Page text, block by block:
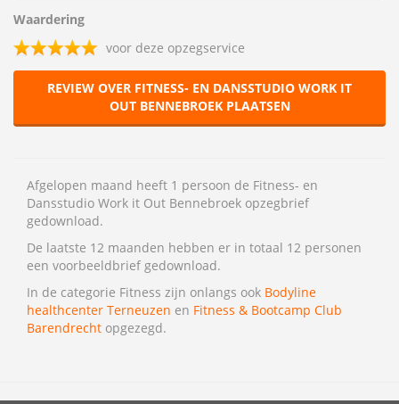
Waardering
voor deze opzegservice
REVIEW OVER FITNESS- EN DANSSTUDIO WORK IT
OUT BENNEBROEK PLAATSEN
Afgelopen maand heeft 1 persoon de Fitness- en
Dansstudio Work it Out Bennebroek opzegbrief
gedownload.
De laatste 12 maanden hebben er in totaal 12 personen
een voorbeeldbrief gedownload.
In de categorie Fitness zijn onlangs ook Bodyline
healthcenter Terneuzen en Fitness & Bootcamp Club
Barendrecht opgezegd.